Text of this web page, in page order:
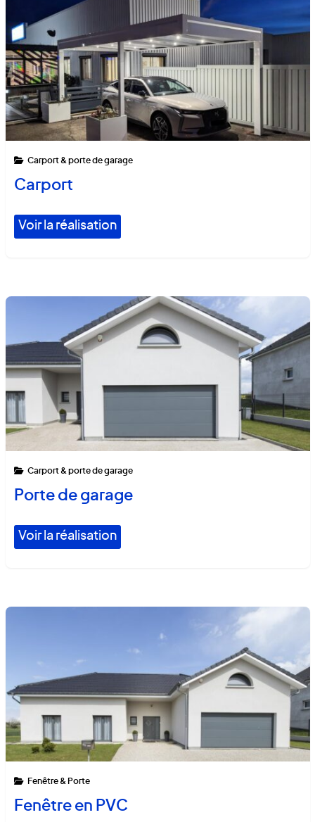
Carport & porte de garage
Carport
Voir la réalisation
Carport & porte de garage
Porte de garage
Voir la réalisation
Fenêtre & Porte
Fenêtre en PVC